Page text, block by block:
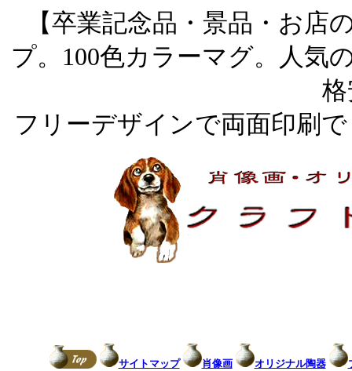
【卒業記念品・景品・お
プ。100色カラーマグ。人気
フリーデザインで両面印刷
サイトマップ 肖像画 オリジナル陶器